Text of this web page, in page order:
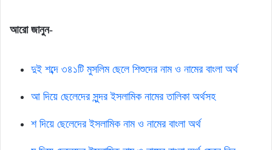
আরো জানুন-
দুই শব্দে ৩৪১টি মুসলিম ছেলে শিশুদের নাম ও নামের বাংলা অর্থ
আ দিয়ে ছেলেদের সুন্দর ইসলামিক নামের তালিকা অর্থসহ
শ দিয়ে ছেলেদের ইসলামিক নাম ও নামের বাংলা অর্থ